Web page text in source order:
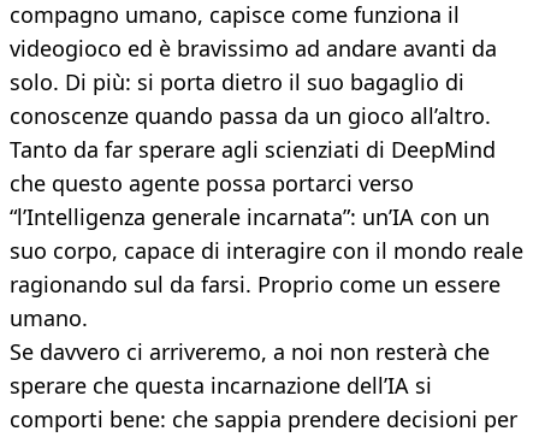
compagno umano, capisce come funziona il
videogioco ed è bravissimo ad andare avanti da
solo. Di più: si porta dietro il suo bagaglio di
conoscenze quando passa da un gioco all’altro.
Tanto da far sperare agli scienziati di DeepMind
che questo agente possa portarci verso
“l’Intelligenza generale incarnata”: un’IA con un
suo corpo, capace di interagire con il mondo reale
ragionando sul da farsi. Proprio come un essere
umano.
Se davvero ci arriveremo, a noi non resterà che
sperare che questa incarnazione dell’IA si
comporti bene: che sappia prendere decisioni per